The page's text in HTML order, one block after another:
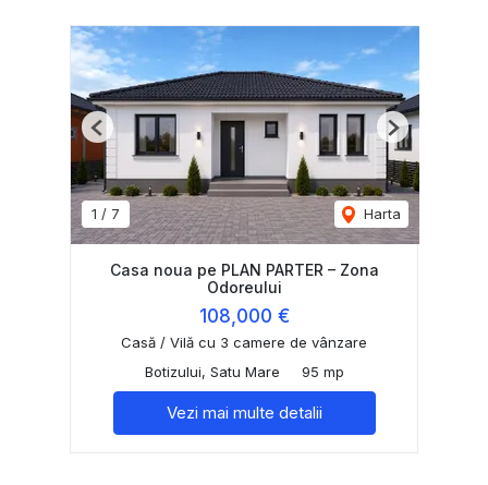
1 / 7 Harta
Previous Next
Casa noua pe PLAN PARTER – Zona
Odoreului
108,000 €
Casă / Vilă cu 3 camere de vânzare
Botizului, Satu Mare
95 mp
Vezi mai multe detalii